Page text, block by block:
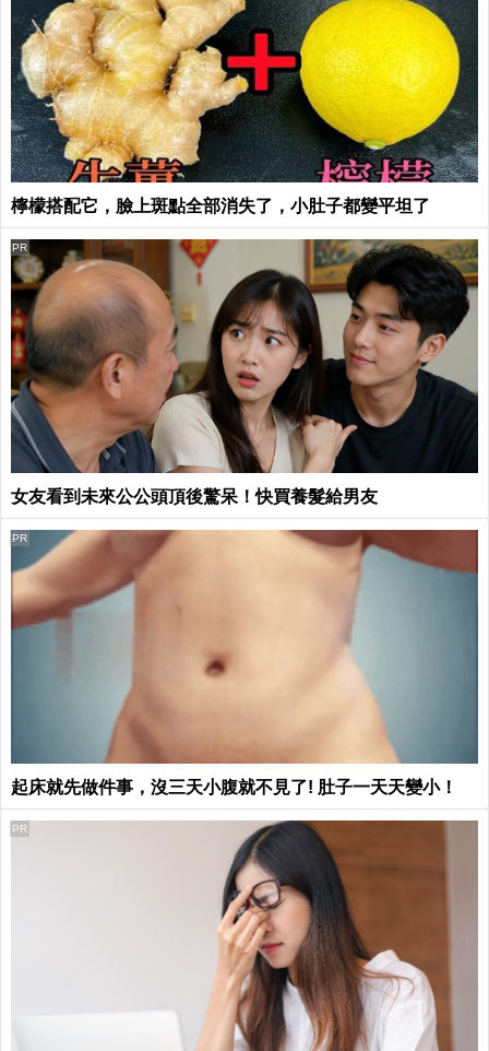
檸檬搭配它，臉上斑點全部消失了，小肚子都變平坦了
女友看到未來公公頭頂後驚呆！快買養髮給男友
PR
起床就先做件事，沒三天小腹就不見了! 肚子一天天變小！
PR
PR